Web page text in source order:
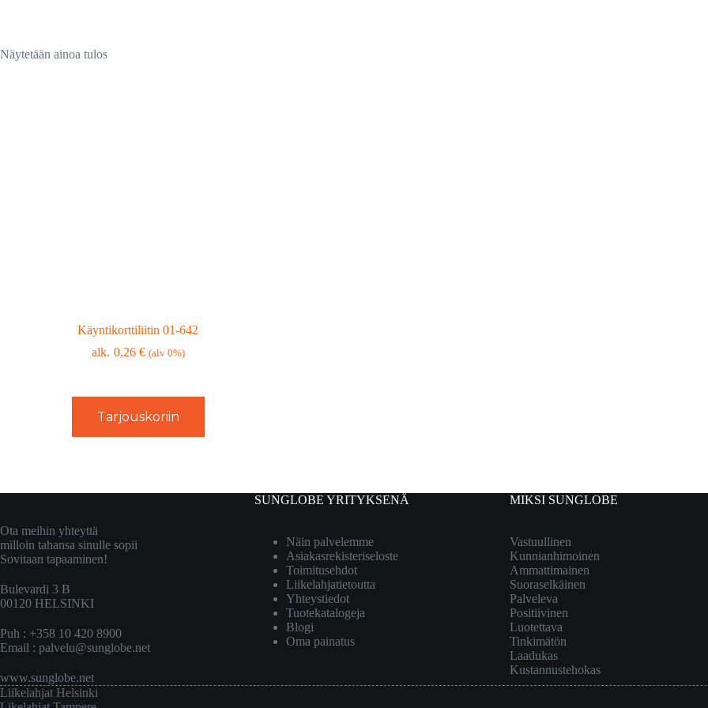
Näytetään ainoa tulos
Käyntikorttiliitin 01-642
0,26 € (alv 0%)
Tarjouskoriin
Ota meihin yhteyttä
milloin tahansa sinulle sopii
Sovitaan tapaaminen!
Bulevardi 3 B
00120 HELSINKI
Puh : +358 10 420 8900
Email : palvelu@sunglobe.net
www.sunglobe.net
SUNGLOBE YRITYKSENÄ
Näin palvelemme
Asiakasrekisteriseloste
Toimitusehdot
Liikelahjatietoutta
Yhteystiedot
Tuotekatalogeja
Blogi
Oma painatus
MIKSI SUNGLOBE
Vastuullinen
Kunnianhimoinen
Ammattimainen
Suoraselkäinen
Palveleva
Positiivinen
Luotettava
Tinkimätön
Laadukas
Kustannustehokas
Liikelahjat Helsinki